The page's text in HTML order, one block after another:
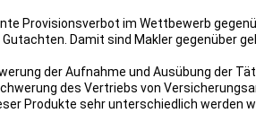
Provisionsverbot im Wettbewerb
Damit sind Makler gegenüber
der Aufnahme und Ausübung der
des Vertriebs von
Produkte sehr unterschiedlich werden